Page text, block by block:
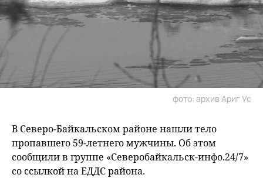
фото: архив Ариг Ус
В Северо-Байкальском районе нашли тело
пропавшего 59-летнего мужчины. Об этом
сообщили в группе «Северобайкальск-инфо.24/7»
со ссылкой на ЕДДС района.